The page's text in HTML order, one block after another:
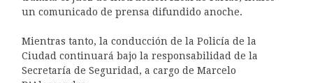
un comunicado de prensa difundido anoche.
Mientras tanto, la conducción de la Policía de la
Ciudad continuará bajo la responsabilidad de la
Secretaría de Seguridad, a cargo de Marcelo